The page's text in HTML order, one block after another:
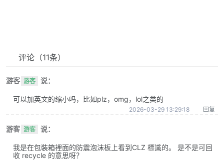
评论 （11条）
游客 游客 说：
可以加英文的缩小吗，比如plz，omg，lol之类的
2026-03-29 13:29:18 回复
游客 游客 说：
我是在包裝箱裡面的防震泡沫板上看到CLZ 標識的。 是不是可回
收 recycle 的意思呀？